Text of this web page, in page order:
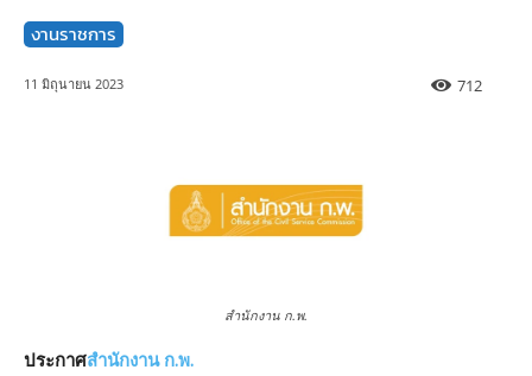
งานราชการ
11 มิถุนายน 2023 712
สำนักงาน ก.พ.
ประกาศสำนักงาน ก.พ.